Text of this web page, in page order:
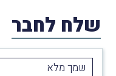
שלח לחבר
שמך מלא